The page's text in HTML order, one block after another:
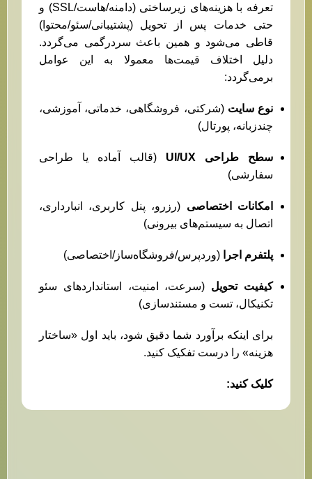
تعرفه با هزینه‌های زیرساختی (دامنه/هاست/SSL) و
حتی خدمات پس از تحویل (پشتیبانی/سئو/محتوا)
قاطی می‌شود و همین باعث سردرگمی می‌گردد.
دلیل اختلاف قیمت‌ها معمولا به این عوامل
برمی‌گردد:
نوع سایت (شرکتی، فروشگاهی، خدماتی، آموزشی،
چندزبانه، پورتال)
سطح طراحی UI/UX
(قالب آماده یا طراحی
سفارشی)
امکانات اختصاصی (رزرو، پنل کاربری، انبارداری،
اتصال به سیستم‌های بیرونی)
پلتفرم اجرا (وردپرس/فروشگاه‌ساز/اختصاصی)
کیفیت تحویل (سرعت، امنیت، استانداردهای سئو
تکنیکال، تست و مستندسازی)
برای اینکه برآورد شما دقیق شود، باید اول «ساختار
هزینه» را درست تفکیک کنید.
کلیک کنید: